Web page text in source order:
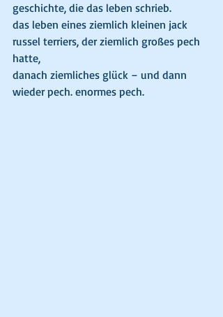
geschichte, die das leben schrieb.
das leben eines ziemlich kleinen jack
russel terriers, der ziemlich großes pech
hatte,
danach ziemliches glück – und dann
wieder pech. enormes pech.